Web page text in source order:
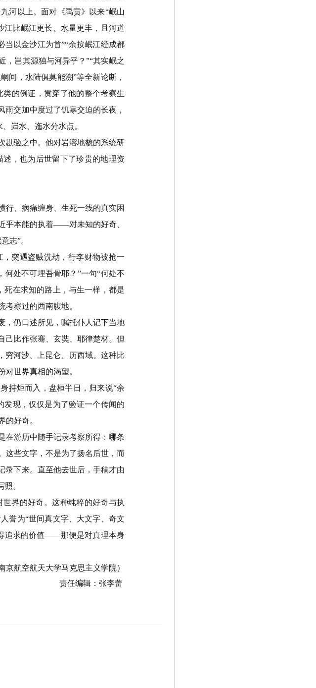
河以上。面对《禹贡》以来“岷山
江比岷江更长、水量更丰，且河道
当以金沙江为首”“余按岷江经成都
，岂其源独与河异乎？ ”“其实岷之
间，水陆俱莫能溯”等全新论断，
的例证，贯穿了他的整个考察生
交加中度过了饥寒交迫的长夜，
、岿水、迤水分水点。
勘验之中。他对岩溶地貌的系统研
，也为后世留下了珍贵的地理资
行、病痛缠身、生死一线的真实困
乎本能的执着——对未知的好奇、
志”。
突遇盗贼洗劫，行李财物被抢一
何处不可埋吾骨耶？ ”一句“何处不
死在求知的路上，与生一样，都是
察过的西南腹地。
，仍口述所见，嘱托仆人记下当地
己比作张骞、玄奘、耶律楚材。但
穷河沙、上昆仑、历西域。这种比
世界真相的渴望。
持炬而入，盘桓半日，归来说“余
发现，仅仅是为了验证一个传闻的
的好奇。
在游历中随手记录考察所得：哪条
这些文字，不是为了扬名后世，而
录下来。直至他去世后，手稿才由
。
界的好奇。这种纯粹的好奇与执
誉为“世间真文字、大文字、奇文
追求的价值——那便是对真理本身
京航空航天大学马克思主义学院）
责任编辑：张李蕾